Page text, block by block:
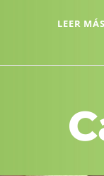
LEER MÁS